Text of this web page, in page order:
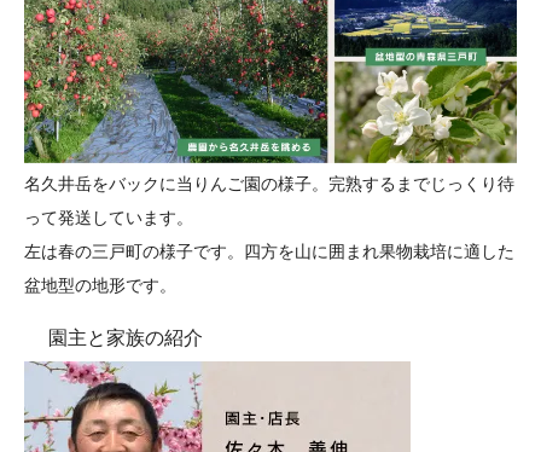
名久井岳をバックに当りんご園の様子。完熟するまでじっくり待
って発送しています。
左は春の三戸町の様子です。四方を山に囲まれ果物栽培に適した
盆地型の地形です。
園主と家族の紹介